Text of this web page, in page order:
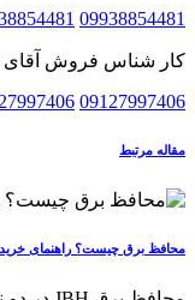
09938854481
کار شناس فروش آقای
09127997406
مقاله مرتبط
محافظ برق چیست؟ راهنمای